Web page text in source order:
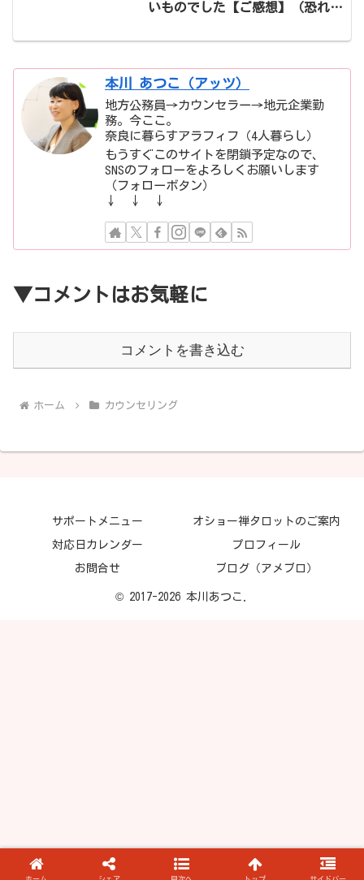
いものでした【ご感想】（恐れを
本川 あつこ（アッツ）
地方公務員→カウンセラー→地元企業勤
務。今ここ。
奈良に暮らすアラフィフ（4人暮らし）
もうすぐこのサイトを閉鎖予定なので、
SNSのフォローをよろしくお願いします
（フォローボタン）
↓ ↓ ↓
▼コメントはお気軽に
コメントを書き込む
ホーム カウンセリング
サポートメニュー オショー禅タロットのご案内
対応日カレンダー プロフィール
お問合せ ブログ（アメブロ）
© 2017-2026 本川あつこ.